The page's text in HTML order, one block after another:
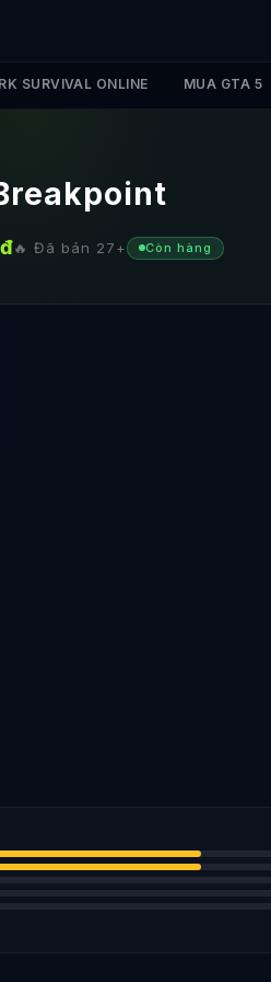
SURVIVAL ONLINE MUA GTA 5
đ🔥 Đã bán 27+ Còn hàng